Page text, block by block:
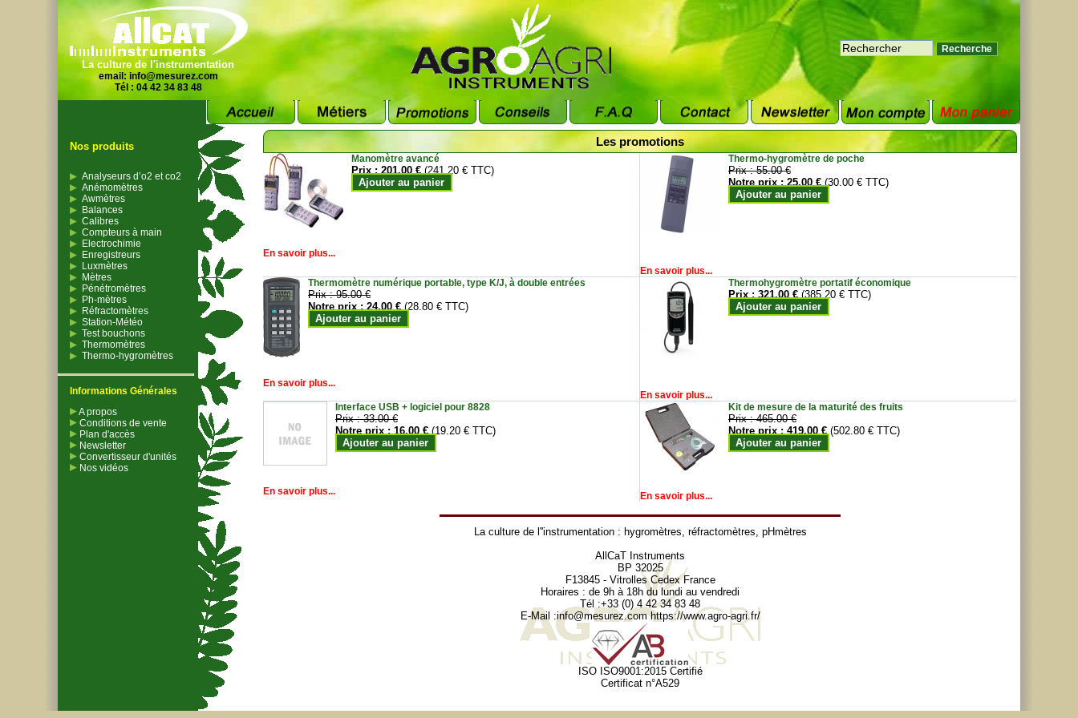
La culture de l'instrumentation
email: info@mesurez.com
Tél : 04 42 34 83 48
Nos produits
Analyseurs d’o2 et co2
Anémomètres
Awmètres
Balances
Calibres
Compteurs à main
Electrochimie
Enregistreurs
Luxmètres
Mètres
Pénétromètres
Ph-mètres
Réfractomètres
Station-Météo
Test bouchons
Thermomètres
Thermo-hygromètres
Informations Générales
A propos
Conditions de vente
Plan d'accès
Newsletter
Convertisseur d'unités
Nos vidéos
Les promotions
Manomètre avancé
Prix :201.00 € (241.20 € TTC)
Ajouter au panier
En savoir plus...
Thermo-hygromètre de poche
Prix :55.00 €
Notre prix :25.00 € (30.00 € TTC)
Ajouter au panier
En savoir plus...
Thermomètre numérique portable, type K/J, à double entrées
Prix :95.00 €
Notre prix :24.00 € (28.80 € TTC)
Ajouter au panier
En savoir plus...
Thermohygromètre portatif économique
Prix :321.00 € (385.20 € TTC)
Ajouter au panier
En savoir plus...
Interface USB + logiciel pour 8828
Prix :33.00 €
Notre prix :16.00 € (19.20 € TTC)
Ajouter au panier
En savoir plus...
Kit de mesure de la maturité des fruits
Prix :465.00 €
Notre prix :419.00 € (502.80 € TTC)
Ajouter au panier
En savoir plus...
La culture de l''instrumentation : hygromètres, réfractomètres, pHmètres
AllCaT Instruments
BP 32025
F13845 - Vitrolles Cedex France
Horaires : de 9h à 18h du lundi au vendredi
Tél :+33 (0) 4 42 34 83 48
E-Mail :info@mesurez.com https://www.agro-agri.fr/
ISO ISO9001:2015 Certifié
Certificat n°A529